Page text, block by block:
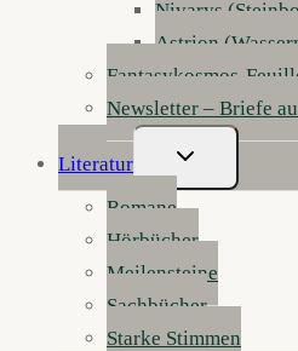
Nivarys
Astrion
Fantasykosmos-
Newsletter – Briefe
Literatur
Untermenü
Umschalten
Romane
Hörbücher
Meilensteine
Sachbücher
Starke Stimmen